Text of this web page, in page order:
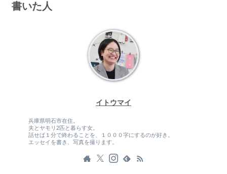
書いた人
イトウマイ
兵庫県明石市在住。
夫とヤモリ2匹と暮らす女。
話せば１分で終わることを、１０００字にするのが好き。
エッセイを書き、写真を撮ります。